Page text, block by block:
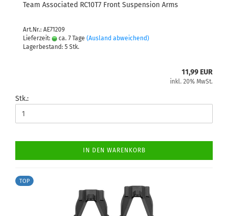
Team Associated RC10T7 Front Suspension Arms
Art.Nr.: AE71209
Lieferzeit:
ca. 7 Tage (Ausland abweichend)
Lagerbestand: 5 Stk.
11,99 EUR
inkl. 20% MwSt.
Stk.:
IN DEN WARENKORB
TOP